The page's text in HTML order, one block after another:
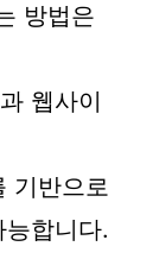
방법은
웹사이
기반으로
합니다.